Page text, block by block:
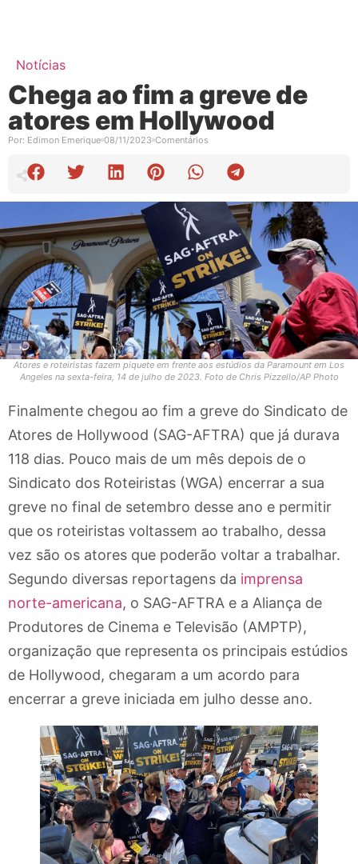
Notícias
Chega ao fim a greve de
atores em Hollywood
Por: Edimon Emerique 08/11/2023 Comentários
Atores e roteiristas fazem piquete em frente aos estúdios da Paramount em Los
Angeles na sexta-feira, 14 de julho de 2023. Foto de Chris Pizzello/AP Photo
Finalmente chegou ao fim a greve do Sindicato de
Atores de Hollywood (SAG-AFTRA) que já durava
118 dias. Pouco mais de um mês depois de o
Sindicato dos Roteiristas (WGA) encerrar a sua
greve no final de setembro desse ano e permitir
que os roteiristas voltassem ao trabalho, dessa
vez são os atores que poderão voltar a trabalhar.
Segundo diversas reportagens da imprensa
norte-americana, o SAG-AFTRA e a Aliança de
Produtores de Cinema e Televisão (AMPTP),
organização que representa os principais estúdios
de Hollywood, chegaram a um acordo para
encerrar a greve iniciada em julho desse ano.